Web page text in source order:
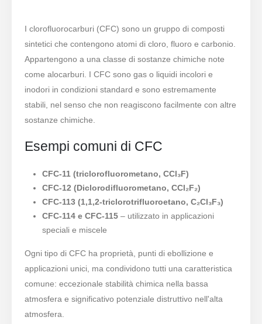
I clorofluorocarburi (CFC) sono un gruppo di composti
sintetici che contengono atomi di cloro, fluoro e carbonio.
Appartengono a una classe di sostanze chimiche note
come alocarburi. I CFC sono gas o liquidi incolori e
inodori in condizioni standard e sono estremamente
stabili, nel senso che non reagiscono facilmente con altre
sostanze chimiche.
Esempi comuni di CFC
CFC-11 (triclorofluorometano, CCl₃F)
CFC-12 (Diclorodifluorometano, CCl₂F₂)
CFC-113 (1,1,2-triclorotrifluoroetano, C₂Cl₃F₃)
CFC-114 e CFC-115– utilizzato in applicazioni
speciali e miscele
Ogni tipo di CFC ha proprietà, punti di ebollizione e
applicazioni unici, ma condividono tutti una caratteristica
comune: eccezionale stabilità chimica nella bassa
atmosfera e significativo potenziale distruttivo nell'alta
atmosfera.